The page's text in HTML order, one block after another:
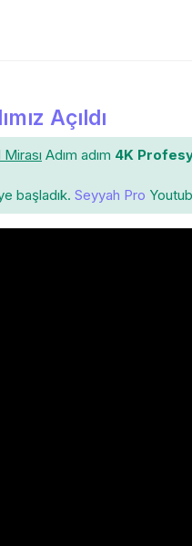
Açıldı
Adım adım 4K
başladık. Seyyah Pro